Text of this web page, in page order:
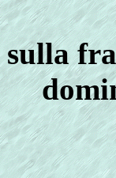
sulla